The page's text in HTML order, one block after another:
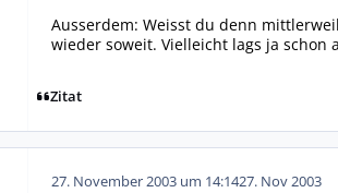
Ausserdem: Weisst du denn
wieder soweit. Vielleicht lags ja schon
Zitat
27. November 2003 um 14:1427. Nov 2003